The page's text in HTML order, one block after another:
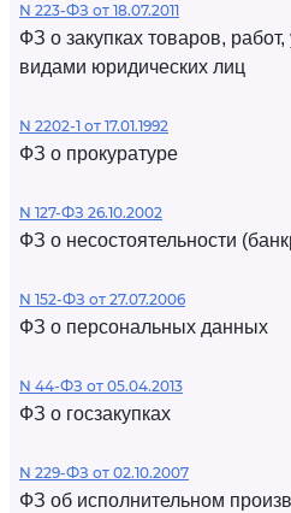
N 223-ФЗ от 18.07.2011
ФЗ о закупках товаров,
видами юридических лиц
N 2202-1 от 17.01.1992
ФЗ о прокуратуре
N 127-ФЗ 26.10.2002
ФЗ о несостоятельности
N 152-ФЗ от 27.07.2006
ФЗ о персональных данных
N 44-ФЗ от 05.04.2013
ФЗ о госзакупках
N 229-ФЗ от 02.10.2007
ФЗ об исполнительном